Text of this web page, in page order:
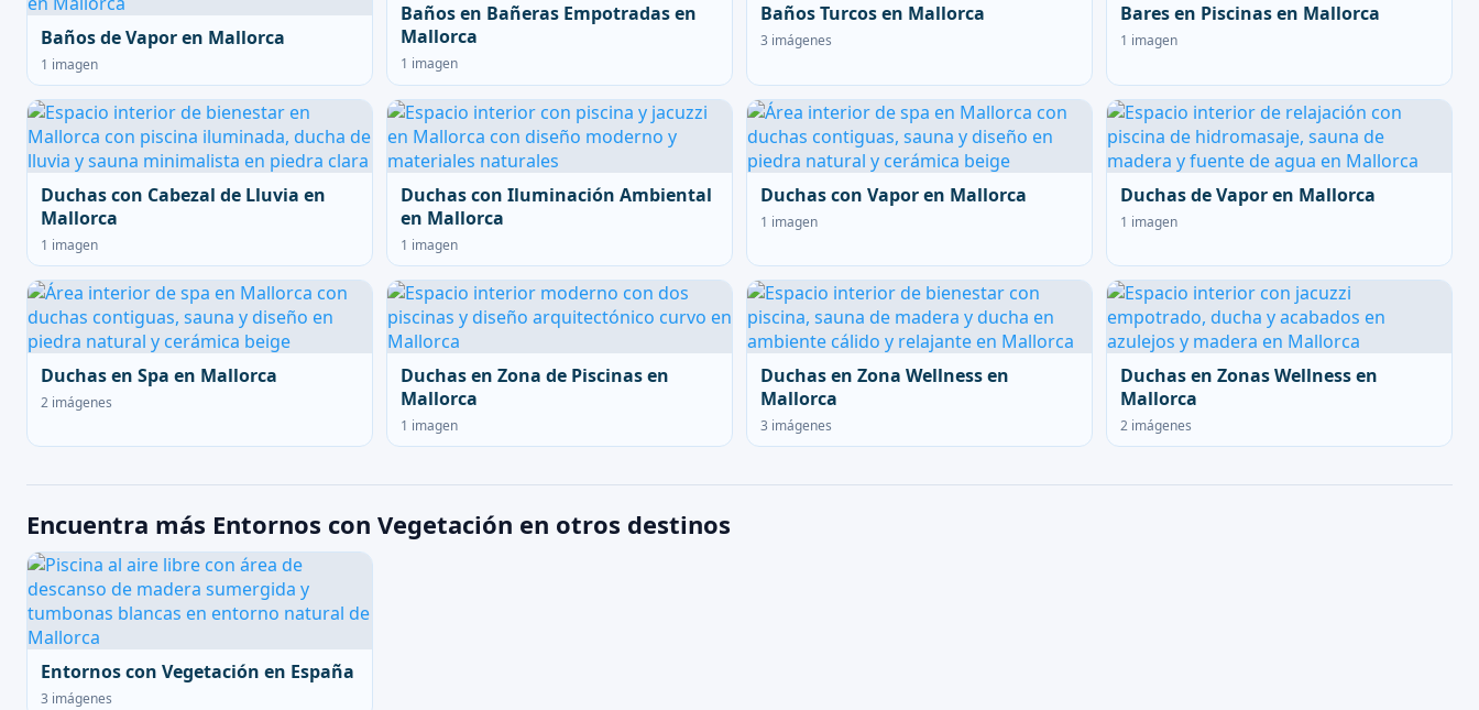
Baños de Vapor en Mallorca
1 imagen
Baños en Bañeras Empotradas en
Mallorca
1 imagen
Baños Turcos en Mallorca
3 imágenes
Bares en Piscinas en Mallorca
1 imagen
Duchas con Cabezal de Lluvia en
Mallorca
1 imagen
Duchas con Iluminación Ambiental
en Mallorca
1 imagen
Duchas con Vapor en Mallorca
1 imagen
Duchas de Vapor en Mallorca
1 imagen
Duchas en Spa en Mallorca
2 imágenes
Duchas en Zona de Piscinas en
Mallorca
1 imagen
Duchas en Zona Wellness en
Mallorca
3 imágenes
Duchas en Zonas Wellness en
Mallorca
2 imágenes
Encuentra más Entornos con Vegetación en otros destinos
Entornos con Vegetación en España
3 imágenes